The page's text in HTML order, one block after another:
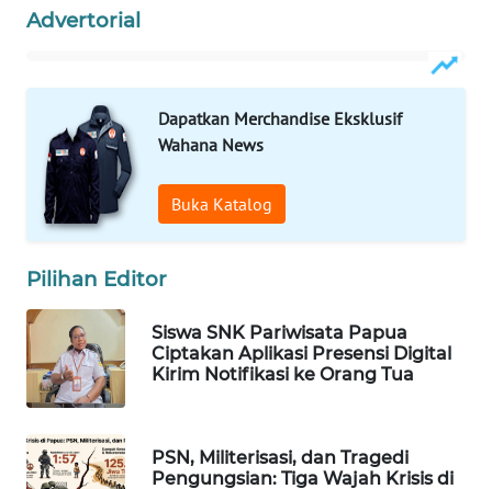
Advertorial
Dapatkan Merchandise Eksklusif
Wahana News
Buka Katalog
Pilihan Editor
Siswa SNK Pariwisata Papua
Ciptakan Aplikasi Presensi Digital
Kirim Notifikasi ke Orang Tua
PSN, Militerisasi, dan Tragedi
Pengungsian: Tiga Wajah Krisis di
MASYARAKAT
ID
MAWAKA
ID
NET
PLN
WATCH
LPKKI